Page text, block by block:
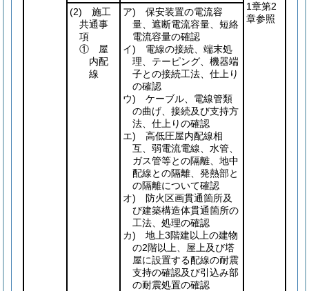
1章第2
章参照
(2) 施工
共通事
項
① 屋
内配
線
ア) 保安装置の電流容
量、遮断電流容量、短絡
電流容量の確認
イ) 電線の接続、端末処
理、テーピング、機器端
子との接続工法、仕上り
の確認
ウ) ケーブル、電線管類
の曲げ、接続及び支持方
法、仕上りの確認
エ) 高低圧屋内配線相
互、弱電流電線、水管、
ガス管等との隔離、地中
配線との隔離、発熱部と
の隔離について確認
オ) 防火区画貫通箇所及
び建築構造体貫通箇所の
工法、処理の確認
カ) 地上3階建以上の建物
の2階以上、屋上及び塔
屋に設置する配線の耐震
支持の確認及び引込み部
の耐震処置の確認